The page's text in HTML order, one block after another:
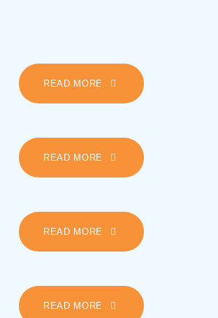
READ MORE MONDAY
READ MORE TUESDAY
READ MORE WEDNESDAY
READ MORE THURSDAY